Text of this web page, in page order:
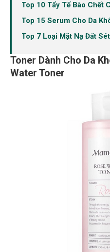
Top 10 Tẩy Tế Bào Chết
Top 15 Serum Cho Da
Top 7 Loại Mặt Nạ Đất
Toner Dành Cho Da
Water Toner